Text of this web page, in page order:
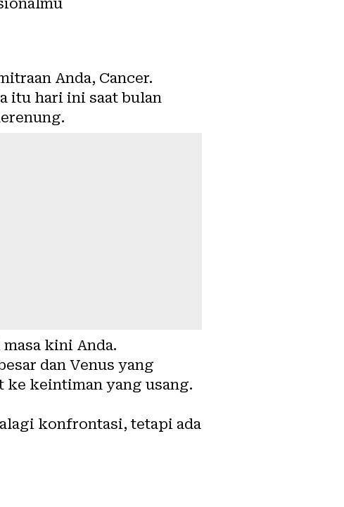
Anda, Cancer.
itu hari ini saat bulan
kini Anda.
dan Venus yang
ke keintiman yang usang.
konfrontasi, tetapi ada